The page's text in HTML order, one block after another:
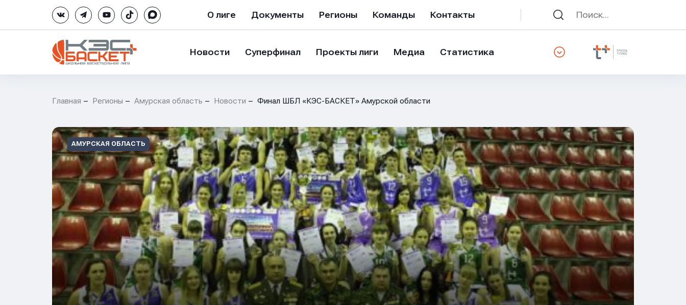
О лиге Документы Регионы Команды Контакты
Новости Суперфинал Проекты лиги Медиа Статистика
Главная Регионы Амурская область Новости Финал ШБЛ «КЭС-БАСКЕТ» Амурской области
АМУРСКАЯ ОБЛАСТЬ